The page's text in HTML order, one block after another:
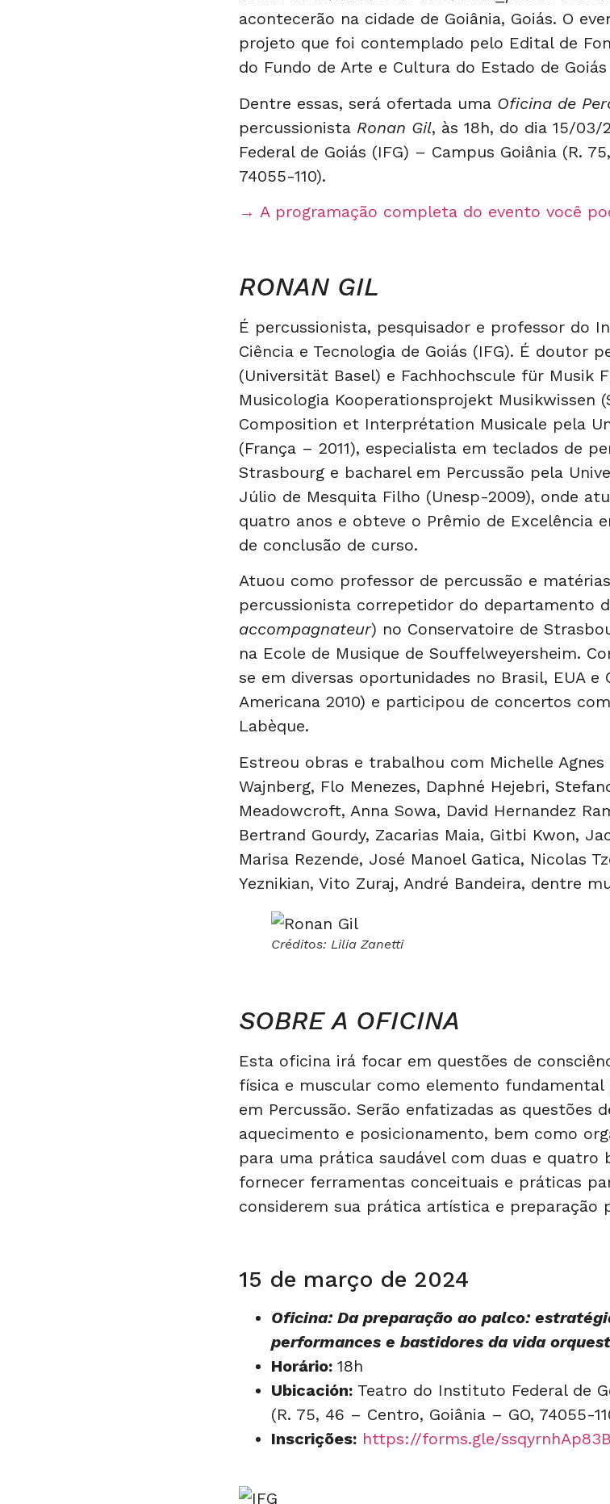
acontecerão na cidade de Goiânia, Goiás. O
projeto que foi contemplado pelo Edital de
do Fundo de Arte e Cultura do Estado de Goiás
Dentre essas, será ofertada uma Oficina de
percussionista Ronan Gil, às 18h, do dia 15/
Federal de Goiás (IFG) – Campus Goiânia (R.
74055-110).
→ A programação completa do evento você
RONAN GIL
É percussionista, pesquisador e professor do
Ciência e Tecnologia de Goiás (IFG). É doutor
(Universität Basel) e Fachhochscule für Musik
Musicologia Kooperationsprojekt Musikwissen
Composition et Interprétation Musicale pela
(França – 2011), especialista em teclados de
Strasbourg e bacharel em Percussão pela
Júlio de Mesquita Filho (Unesp-2009), onde
quatro anos e obteve o Prêmio de Excelência
de conclusão de curso.
Atuou como professor de percussão e
percussionista correpetidor do departamento
accompagnateur) no Conservatoire de
na Ecole de Musique de Souffelweyersheim.
se em diversas oportunidades no Brasil, EUA e
Americana 2010) e participou de concertos
Labèque.
Estreou obras e trabalhou com Michelle Agnes
Wajnberg, Flo Menezes, Daphné Hejebri,
Meadowcroft, Anna Sowa, David Hernandez
Bertrand Gourdy, Zacarias Maia, Gitbi Kwon,
Marisa Rezende, José Manoel Gatica, Nicolas
Yeznikian, Vito Zuraj, André Bandeira, dentre
Créditos: Lilia Zanetti
SOBRE A OFICINA
Esta oficina irá focar em questões de
física e muscular como elemento fundamental
em Percussão. Serão enfatizadas as questões
aquecimento e posicionamento, bem como
para uma prática saudável com duas e quatro
fornecer ferramentas conceituais e práticas
considerem sua prática artística e preparação
15 de março de 2024
Oficina: Da preparação ao palco:
performances e bastidores da vida
Horário: 18h
Ubicación: Teatro do Instituto Federal de
(R. 75, 46 – Centro, Goiânia – GO, 74055-
Inscrições: https://forms.gle/